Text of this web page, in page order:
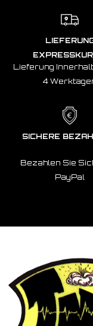
Lieferung
4
SICHERE
Bezahlen Sie
PayPal